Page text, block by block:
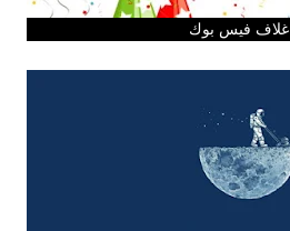
غلاف فيس بوك